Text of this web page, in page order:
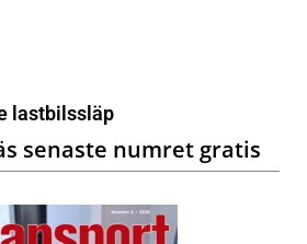
lastbilssläp
senaste numret gratis